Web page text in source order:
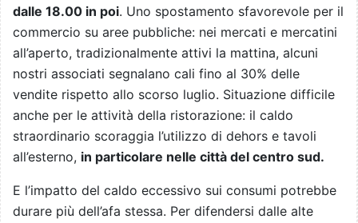
dalle 18.00 in poi. Uno spostamento sfavorevole per il
commercio su aree pubbliche: nei mercati e mercatini
all’aperto, tradizionalmente attivi la mattina, alcuni
nostri associati segnalano cali fino al 30% delle
vendite rispetto allo scorso luglio. Situazione difficile
anche per le attività della ristorazione: il caldo
straordinario scoraggia l’utilizzo di dehors e tavoli
all’esterno, in particolare nelle città del centro sud.
E l’impatto del caldo eccessivo sui consumi potrebbe
durare più dell’afa stessa. Per difendersi dalle alte